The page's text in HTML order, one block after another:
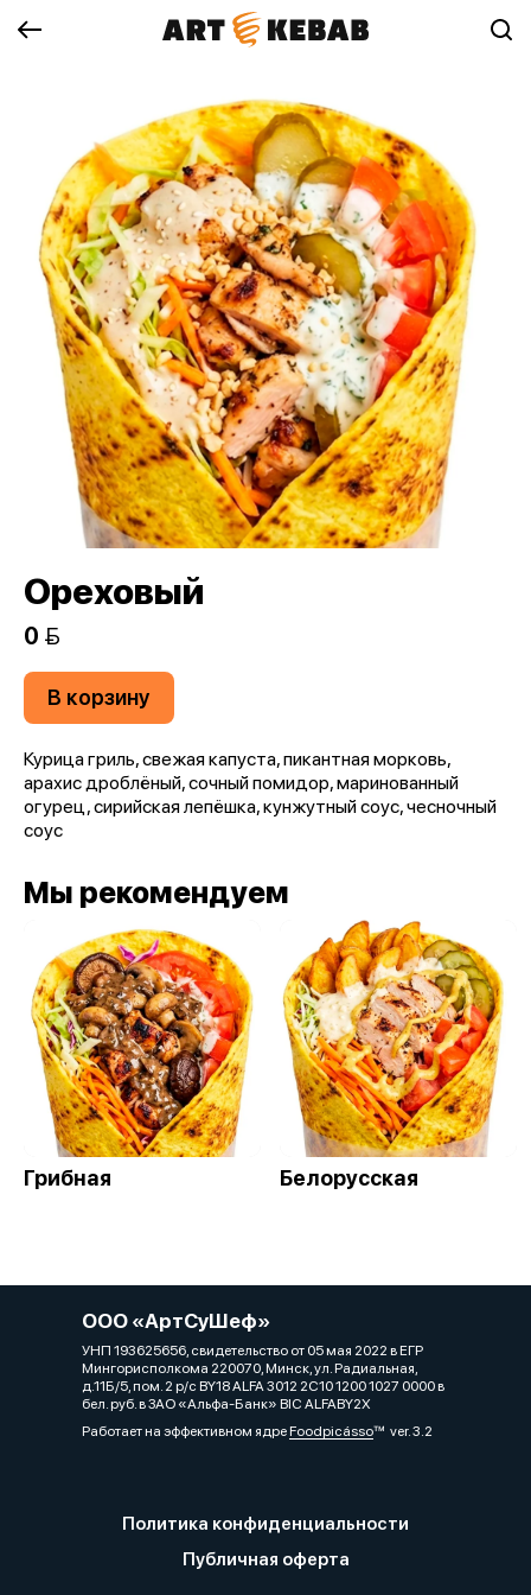
Ореховый
0 
В корзину
Курица гриль, свежая капуста, пикантная морковь,
арахис дроблёный, сочный помидор, маринованный
огурец, сирийская лепёшка, кунжутный соус, чесночный
соус
Мы рекомендуем
Грибная Белорусская
ООО «АртСуШеф»
УНП 193625656, свидетельство от 05 мая 2022 в ЕГР
Мингорисполкома 220070, Минск, ул. Радиальная,
д.11Б/5, пом. 2 р/с BY18 ALFA 3012 2C10 1200 1027 0000 в
бел. руб. в ЗАО «Альфа-Банк» BIC ALFABY2X
Работает на эффективном ядреFoodpicássover. 3.2
Политика конфиденциальности
Публичная оферта